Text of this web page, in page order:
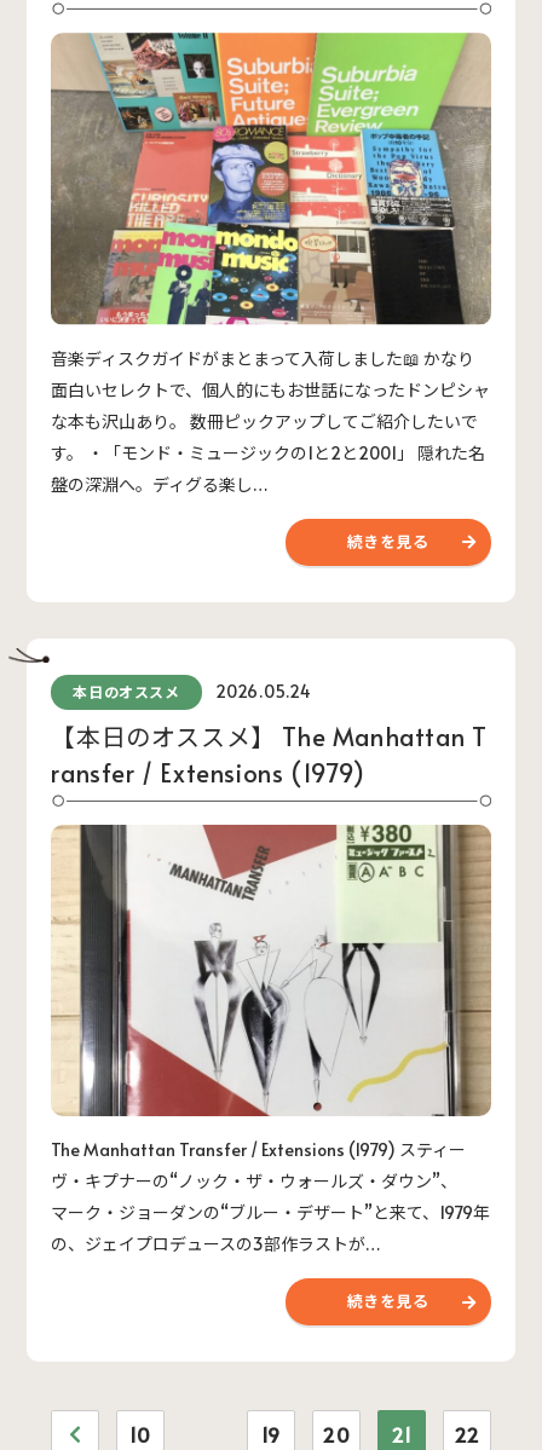
音楽ディスクガイドがまとまって入荷しました📖 かなり
面白いセレクトで、個人的にもお世話になったドンピシャ
な本も沢山あり。 数冊ピックアップしてご紹介したいで
す。 ・「モンド・ミュージックの1と2と2001」 隠れた名
盤の深淵へ。ディグる楽し…
続きを見る
本日のオススメ 2026.05.24
【本日のオススメ】 The Manhattan T
ransfer / Extensions (1979)
The Manhattan Transfer / Extensions (1979) スティー
ヴ・キプナーの“ノック・ザ・ウォールズ・ダウン”、
マーク・ジョーダンの“ブルー・デザート”と来て、1979年
の、ジェイプロデュースの3部作ラストが…
続きを見る
10 19 20 21
22